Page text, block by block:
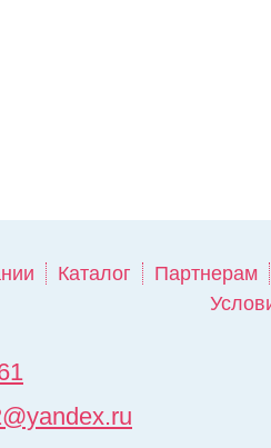
Каталог
Партнерам